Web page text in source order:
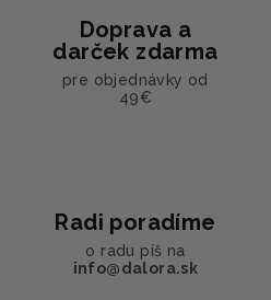
Doprava a
darček zdarma
pre objednávky od
49€
Radi poradíme
o radu píš na
info@dalora.sk